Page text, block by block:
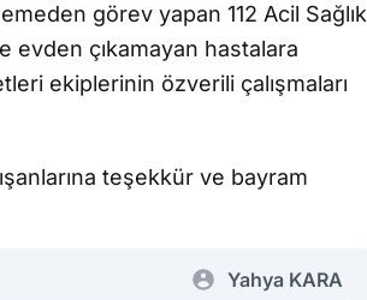
görev yapan 112 Acil Sağlık
evden çıkamayan hastalara
ekiplerinin özverili çalışmaları
teşekkür ve bayram
Yahya KARA